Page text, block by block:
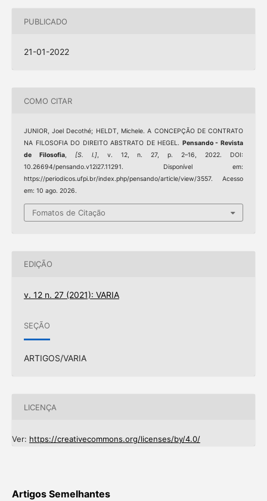
PUBLICADO
21-01-2022
COMO CITAR
JUNIOR, Joel Decothé; HELDT, Michele. A CONCEPÇÃO DE CONTRATO
NA FILOSOFIA DO DIREITO ABSTRATO DE HEGEL. Pensando - Revista
de Filosofia, [S. l.], v. 12, n. 27, p. 2–16, 2022. DOI:
10.26694/pensando.v12i27.11291. Disponível em:
https://periodicos.ufpi.br/index.php/pensando/article/view/3557. Acesso
em: 10 ago. 2026.
Fomatos de Citação
EDIÇÃO
v. 12 n. 27 (2021): VARIA
SEÇÃO
ARTIGOS/VARIA
LICENÇA
Ver: https://creativecommons.org/licenses/by/4.0/
Artigos Semelhantes